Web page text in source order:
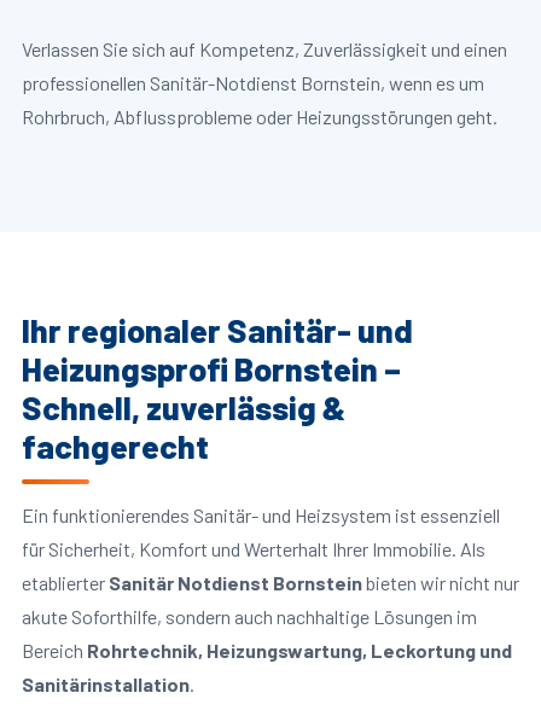
Verlassen Sie sich auf Kompetenz, Zuverlässigkeit und einen
professionellen Sanitär-Notdienst Bornstein, wenn es um
Rohrbruch, Abflussprobleme oder Heizungsstörungen geht.
Ihr regionaler Sanitär- und
Heizungsprofi Bornstein –
Schnell, zuverlässig &
fachgerecht
Ein funktionierendes Sanitär- und Heizsystem ist essenziell
für Sicherheit, Komfort und Werterhalt Ihrer Immobilie. Als
etablierter Sanitär Notdienst Bornsteinbieten wir nicht nur
akute Soforthilfe, sondern auch nachhaltige Lösungen im
Bereich Rohrtechnik, Heizungswartung, Leckortung und
Sanitärinstallation.